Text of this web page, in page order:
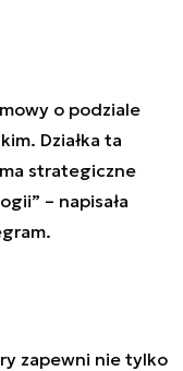
o podziale
Działka ta
strategiczne
– napisała
zapewni nie tylko